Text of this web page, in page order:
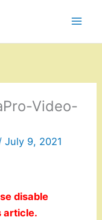
Video-
July 9, 2021
disable
article.